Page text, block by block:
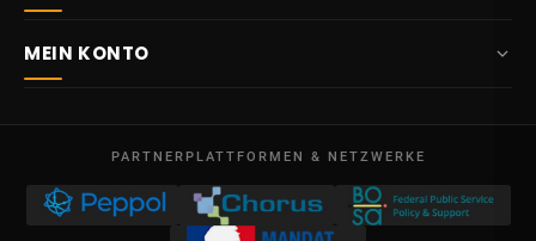
Mo – Fr
09:00 – 17:00
USt-IdNr. BE 0641.740.320 - Lüttich
Lieferung
AGB
Datenschutz
MEIN KONTO
Meine Gutschriften
PARTNERPLATTFORMEN & NETZWERKE